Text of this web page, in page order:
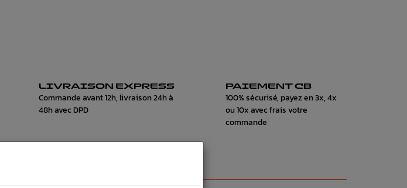
LIVRAISON EXPRESS
Commande avant 12h, livraison 24h à
48h avec DPD
PAIEMENT CB
100% sécurisé, payez en 3x, 4x
ou 10x avec frais votre
commande